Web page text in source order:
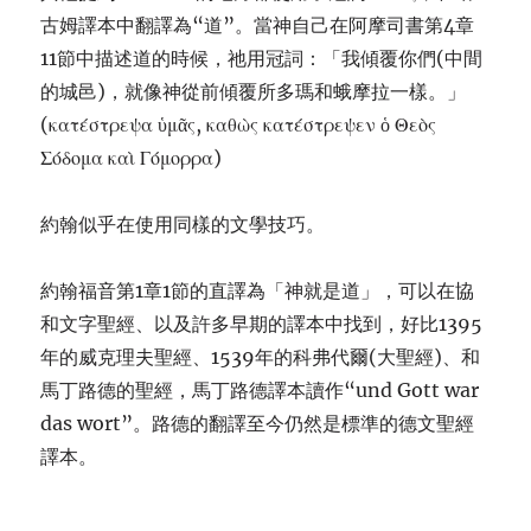
古姆譯本中翻譯為“道”。當神自己在阿摩司書第4章
11節中描述道的時候，祂用冠詞：「我傾覆你們(中間
的城邑)，就像神從前傾覆所多瑪和蛾摩拉一樣。」
(κατέστρεψα ὑμᾶς, καθὼς κατέστρεψεν ὁ Θεὸς
Σόδομα καὶ Γόμορρα)
約翰似乎在使用同樣的文學技巧。
約翰福音第1章1節的直譯為「神就是道」，可以在協
和文字聖經、以及許多早期的譯本中找到，好比1395
年的威克理夫聖經、1539年的科弗代爾(大聖經)、和
馬丁路德的聖經，馬丁路德譯本讀作“und Gott war
das wort”。路德的翻譯至今仍然是標準的德文聖經
譯本。